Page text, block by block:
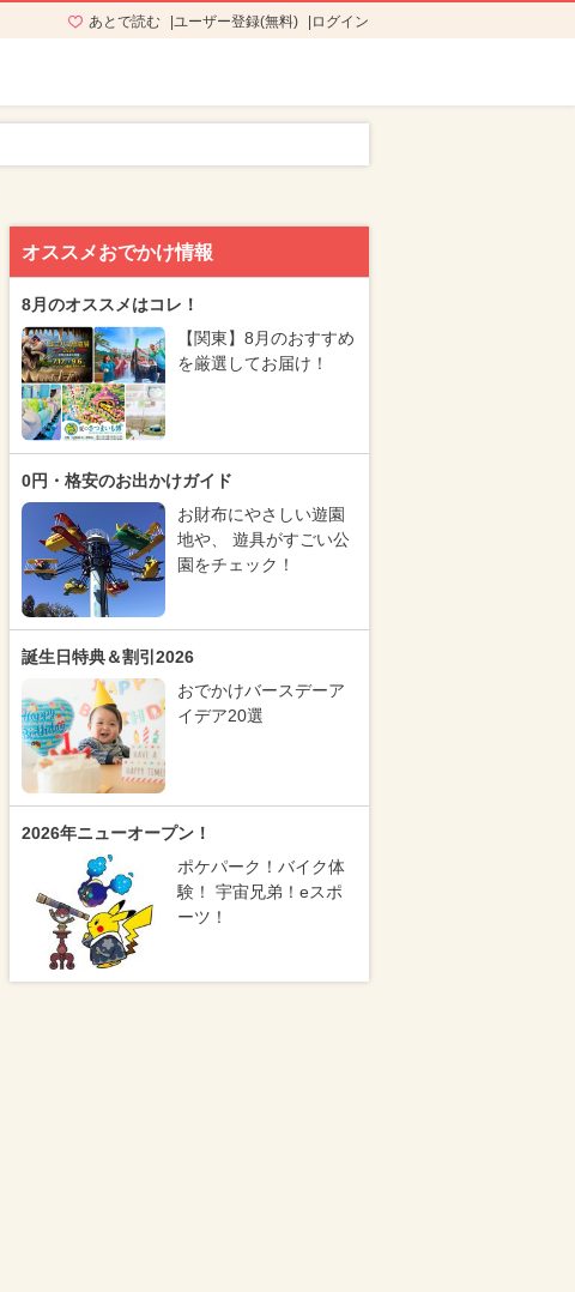
あとで読む ユーザー登録(無料) ログイン
オススメおでかけ情報
8月のオススメはコレ！
【関東】8月のおすすめ
を厳選してお届け！
0円・格安のお出かけガイド
お財布にやさしい遊園
地や、 遊具がすごい公
園をチェック！
誕生日特典＆割引2026
おでかけバースデーア
イデア20選
2026年ニューオープン！
ポケパーク！バイク体
験！ 宇宙兄弟！eスポ
ーツ！